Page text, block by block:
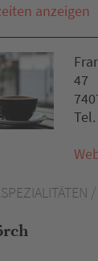
anzeigen
47